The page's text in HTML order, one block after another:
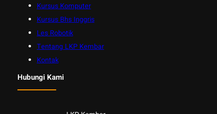
Kursus Komputer
Kursus Bhs Inggris
Les Robotik
Tentang LKP Kembar
Kontak
Hubungi Kami